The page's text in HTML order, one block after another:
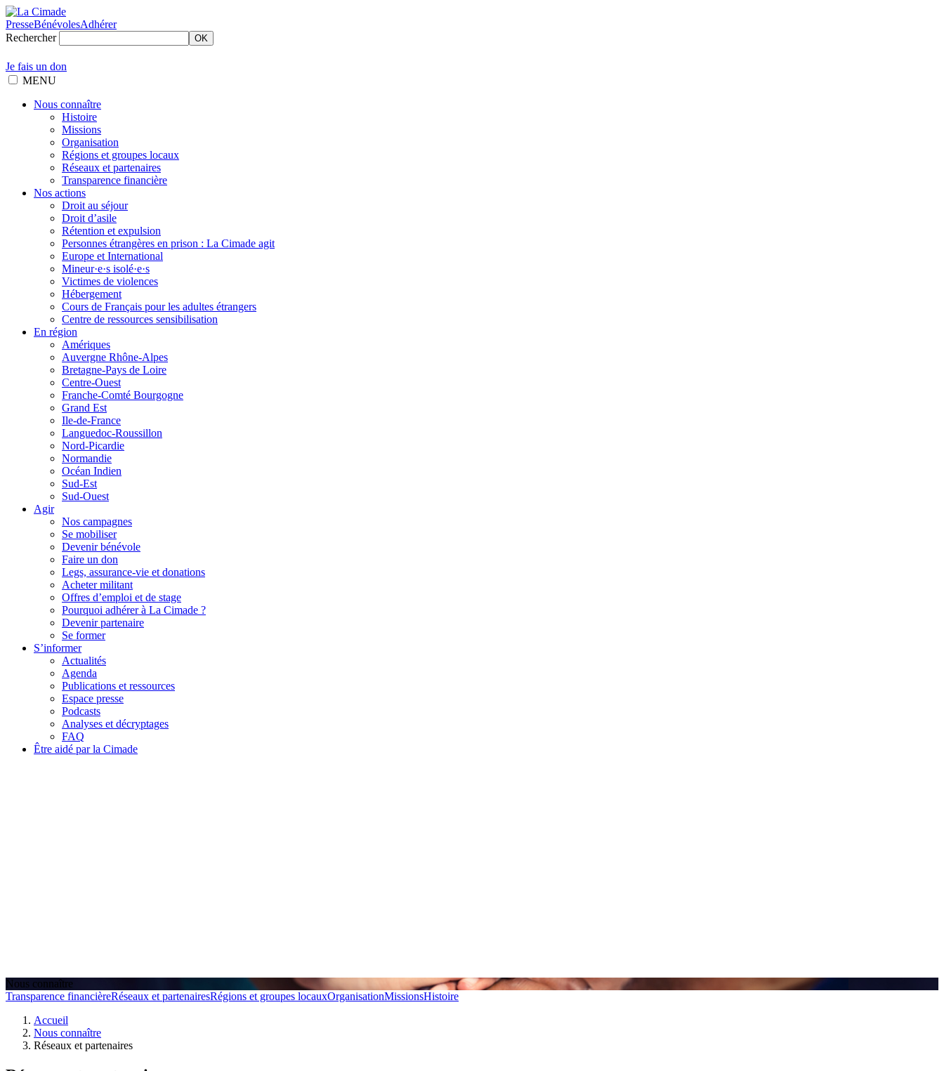
PresseBénévolesAdhérer
Rechercher
OK
Je fais un don
MENU
Nous connaître
Histoire
Missions
Organisation
Régions et groupes locaux
Réseaux et partenaires
Transparence financière
Nos actions
Droit au séjour
Droit d’asile
Rétention et expulsion
Personnes étrangères en prison : La Cimade agit
Europe et International
Mineur·e·s isolé·e·s
Victimes de violences
Hébergement
Cours de Français pour les adultes étrangers
Centre de ressources sensibilisation
En région
Amériques
Auvergne Rhône-Alpes
Bretagne-Pays de Loire
Centre-Ouest
Franche-Comté Bourgogne
Grand Est
Ile-de-France
Languedoc-Roussillon
Nord-Picardie
Normandie
Océan Indien
Sud-Est
Sud-Ouest
Agir
Nos campagnes
Se mobiliser
Devenir bénévole
Faire un don
Legs, assurance-vie et donations
Acheter militant
Offres d’emploi et de stage
Pourquoi adhérer à La Cimade ?
Devenir partenaire
Se former
S’informer
Actualités
Agenda
Publications et ressources
Espace presse
Podcasts
Analyses et décryptages
FAQ
Être aidé par la Cimade
Nous connaître
Transparence financièreRéseaux et partenairesRégions et groupes locauxOrganisationMissionsHistoire
Accueil
Nous connaître
Réseaux et partenaires